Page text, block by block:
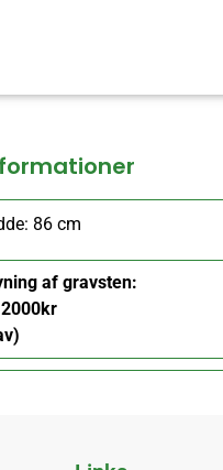
86 cm
af gravsten: